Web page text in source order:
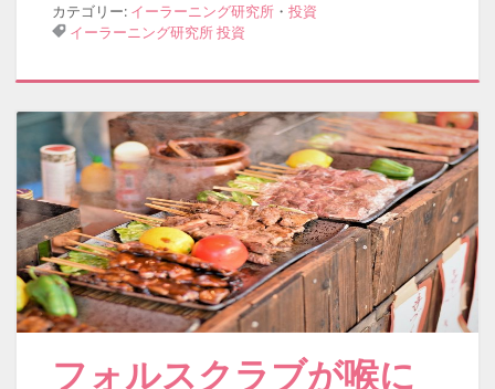
カテゴリー: イーラーニング研究所・ 投資
イーラーニング研究所投資
フォルスクラブが喉に